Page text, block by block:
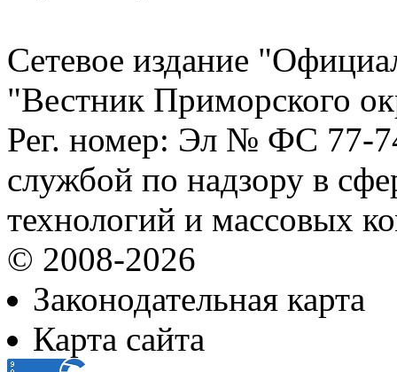
Сетевое издание
"Вестник Приморского
Рег. номер: Эл № ФС 77-
службой по надзору в
технологий и массовых
© 2008-2026
Законодательная карта
Карта сайта